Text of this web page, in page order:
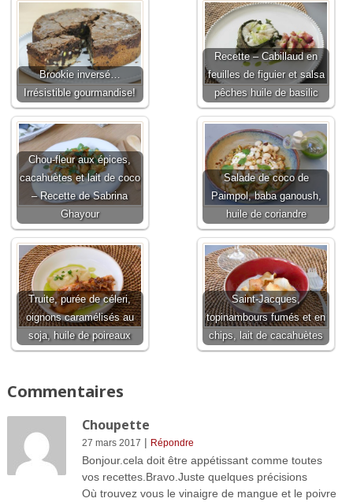
Brookie inversé…
Irrésistible gourmandise!
Recette – Cabillaud en
feuilles de figuier et salsa
pêches huile de basilic
Chou-fleur aux épices,
cacahuètes et lait de coco
– Recette de Sabrina
Ghayour
Salade de coco de
Paimpol, baba ganoush,
huile de coriandre
Truite, purée de céleri,
oignons caramélisés au
soja, huile de poireaux
Saint-Jacques,
topinambours fumés et en
chips, lait de cacahuètes
Commentaires
Choupette
27 mars 2017 | Répondre
Bonjour.cela doit être appétissant comme toutes
vos recettes.Bravo.Juste quelques précisions
Où trouvez vous le vinaigre de mangue et le poivre